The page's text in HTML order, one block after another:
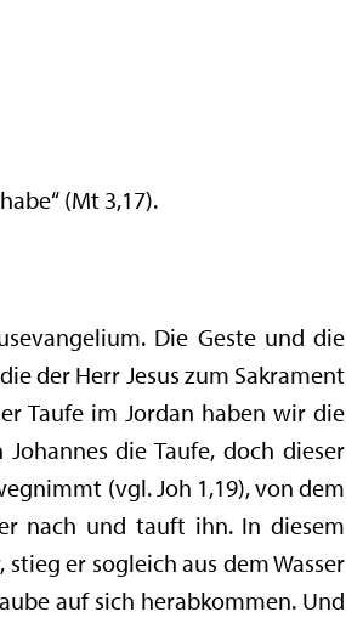
(Mt 3,17).
Die Geste und die
der Herr Jesus zum Sakrament
Taufe im Jordan haben wir die
die Taufe, doch dieser
(vgl. Joh 1,19), von dem
nach und tauft ihn. In diesem
er sogleich aus dem Wasser
auf sich herabkommen. Und